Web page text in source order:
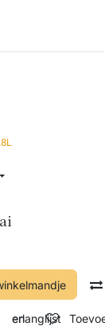
verlanglijst